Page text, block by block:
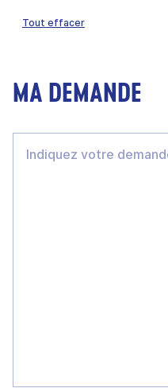
Tout effacer
MA DEMANDE